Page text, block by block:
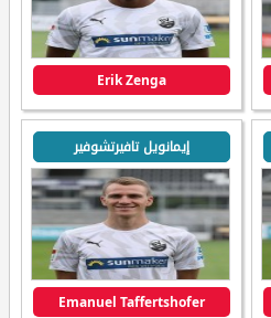
Erik Zenga
إيمانويل تافيرتشوفير
Emanuel Taffertshofer